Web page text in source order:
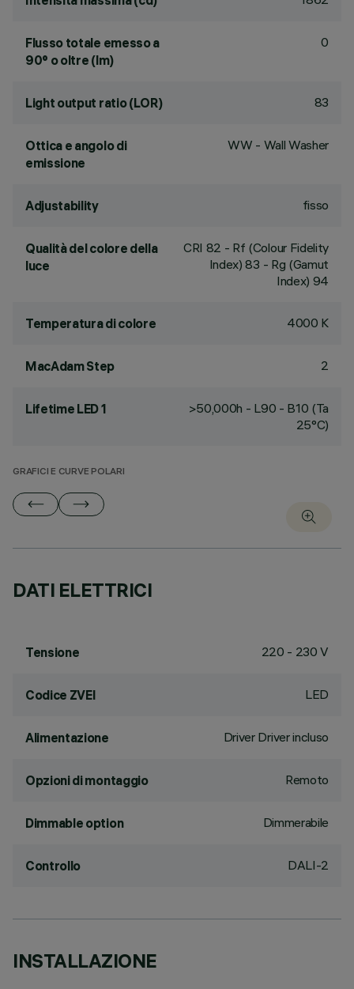
Flusso totale emesso a
90° o oltre (lm)
0
Light output ratio (LOR) 83
Ottica e angolo di
emissione
WW - Wall Washer
Adjustability fisso
Qualità del colore della
luce
CRI 82 - Rf (Colour Fidelity
Index) 83 - Rg (Gamut
Index) 94
Temperatura di colore 4000 K
MacAdam Step 2
Lifetime LED 1
>50,000h - L90 - B10 (Ta
25°C)
GRAFICI E CURVE POLARI
DATI ELETTRICI
Tensione 220 - 230 V
Codice ZVEI LED
Alimentazione Driver Driver incluso
Opzioni di montaggio Remoto
Dimmable option Dimmerabile
Controllo DALI-2
INSTALLAZIONE